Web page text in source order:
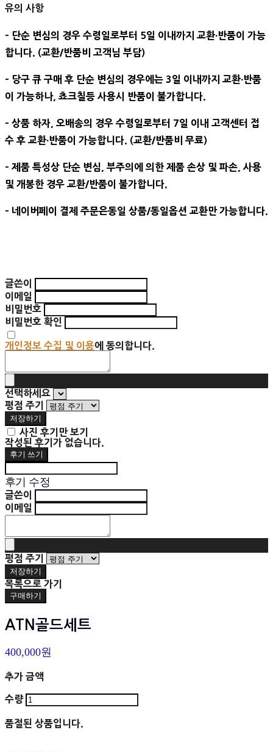
유의 사항
- 단순 변심의 경우 수령일로부터 5일 이내까지 교환∙반품이 가능
합니다. (교환/반품비 고객님 부담)
- 당구 큐 구매 후 단순 변심의 경우에는 3일 이내까지 교환∙반품
이 가능하나, 쵸크칠등 사용시 반품이 불가합니다.
- 상품 하자, 오배송의 경우 수령일로부터 7일 이내 고객센터 접
수 후 교환∙반품이 가능합니다. (교환/반품비 무료)
- 제품 특성상 단순 변심, 부주의에 의한 제품 손상 및 파손, 사용
및 개봉한 경우 교환/반품이 불가합니다.
- 네이버페이 결제 주문은동일 상품/동일옵션 교환만 가능합니다.
글쓴이
이메일
비밀번호
비밀번호 확인
개인정보 수집 및 이용에 동의합니다.
선택하세요
평점 주기
저장하기
사진 후기만 보기
작성된 후기가 없습니다.
후기 쓰기
후기 수정
글쓴이
이메일
평점 주기
저장하기
목록으로 가기
구매하기
ATN골드세트
400,000원
추가 금액
수량
품절된 상품입니다.